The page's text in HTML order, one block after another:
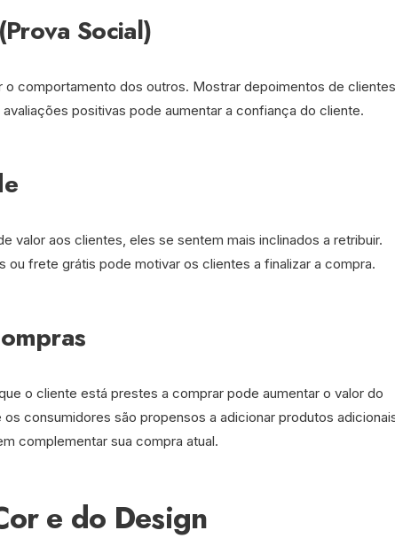
Social)
o comportamento dos outros. Mostrar depoimentos de clientes
positivas pode aumentar a confiança do cliente.
valor aos clientes, eles se sentem mais inclinados a retribuir.
ou frete grátis pode motivar os clientes a finalizar a compra.
o cliente está prestes a comprar pode aumentar o valor do
consumidores são propensos a adicionar produtos
complementar sua compra atual.
e do Design